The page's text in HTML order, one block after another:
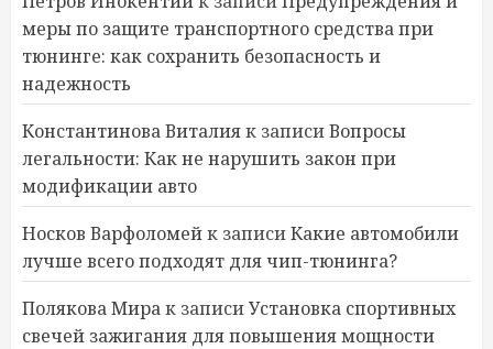
меры по защите транспортного средства при
тюнинге: как сохранить безопасность и
надежность
Константинова Виталияк записиВопросы
легальности: Как не нарушить закон при
модификации авто
Носков Варфоломейк записиКакие автомобили
лучше всего подходят для чип-тюнинга?
Полякова Мирак записиУстановка спортивных
свечей зажигания для повышения мощности